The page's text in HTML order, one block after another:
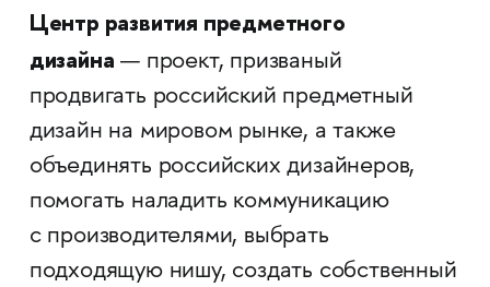
Центр развития предметного
дизайна — проект, призваный
продвигать российский предметный
дизайн на мировом рынке, а также
объединять российских дизайнеров,
помогать наладить коммуникацию
с производителями, выбрать
подходящую нишу, создать собственный